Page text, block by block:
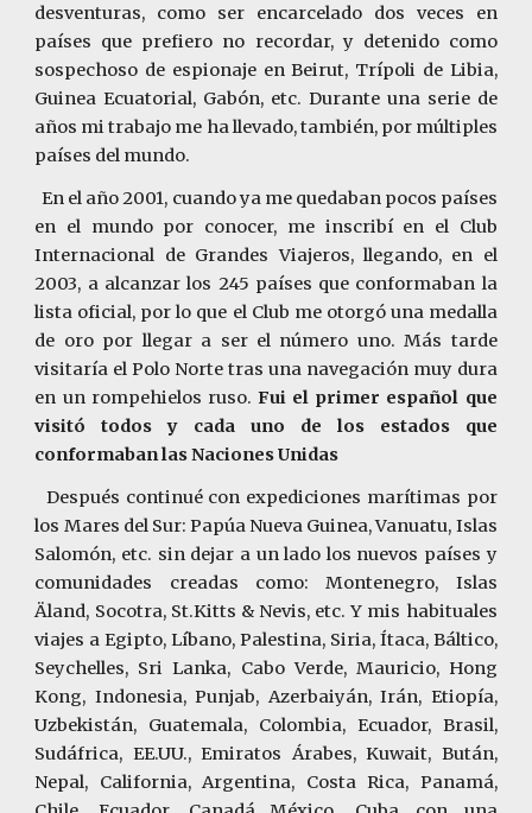
desventuras, como ser encarcelado dos veces en
países que prefiero no recordar, y detenido como
sospechoso de espionaje en Beirut, Trípoli de Libia,
Guinea Ecuatorial, Gabón, etc. Durante una serie de
años mi trabajo me ha llevado, también, por múltiples
países del mundo.
En el año 2001, cuando ya me quedaban pocos países
en el mundo por conocer, me inscribí en el Club
Internacional de Grandes Viajeros, llegando, en el
2003, a alcanzar los 245 países que conformaban la
lista oficial, por lo que el Club me otorgó una medalla
de oro por llegar a ser el número uno. Más tarde
visitaría elPolo Norte tras una navegación muy dura
en un rompehielos ruso. Fui el primer español que
visitó todos y cada uno de los estados que
conformaban las Naciones Unidas
Después continué con expediciones marítimas por
los Mares del Sur: Papúa Nueva Guinea, Vanuatu, Islas
Salomón, etc. sin dejar a un lado los nuevos países y
comunidades creadas como: Montenegro, Islas
Äland, Socotra, St.Kitts & Nevis, etc. Y mis habituales
viajes a Egipto, Líbano, Palestina, Siria, Ítaca, Báltico,
Seychelles, Sri Lanka, Cabo Verde, Mauricio, Hong
Kong, Indonesia, Punjab, Azerbaiyán, Irán, Etiopía,
Uzbekistán, Guatemala, Colombia, Ecuador, Brasil,
Sudáfrica, EE.UU., Emiratos Árabes, Kuwait, Bután,
Nepal, California, Argentina, Costa Rica, Panamá,